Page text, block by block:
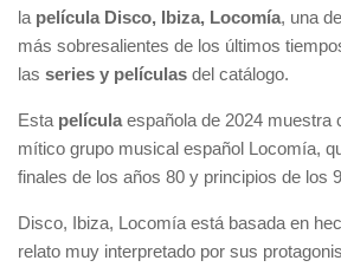
la película Disco, Ibiza, Locomía, una
más sobresalientes de los últimos
las series y películas del catálogo.
Esta película española de 2024 muestra
mítico grupo musical español Locomía,
finales de los años 80 y principios de los
Disco, Ibiza, Locomía está basada en
relato muy interpretado por sus